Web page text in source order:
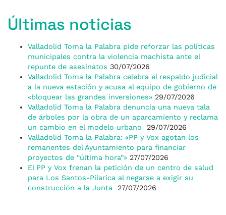
Últimas noticias
Valladolid Toma la Palabra pide reforzar las políticas
municipales contra la violencia machista ante el
repunte de asesinatos 30/07/2026
Valladolid Toma la Palabra celebra el respaldo judicial
a la nueva estación y acusa al equipo de gobierno de
«bloquear las grandes inversiones» 29/07/2026
Valladolid Toma la Palabra denuncia una nueva tala
de árboles por la obra de un aparcamiento y reclama
un cambio en el modelo urbano
29/07/2026
Valladolid Toma la Palabra: «PP y Vox agotan los
remanentes del Ayuntamiento para financiar
proyectos de “última hora”» 27/07/2026
El PP y Vox frenan la petición de un centro de salud
para Los Santos-Pilarica al negarse a exigir su
construcción a la Junta
27/07/2026